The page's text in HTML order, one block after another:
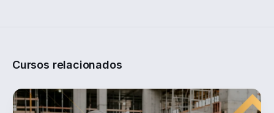
Cursos relacionados